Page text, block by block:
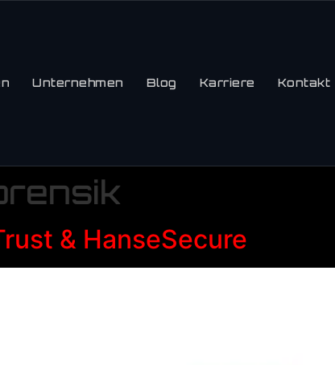
Unternehmen Blog Karriere Kontakt
& HanseSecure